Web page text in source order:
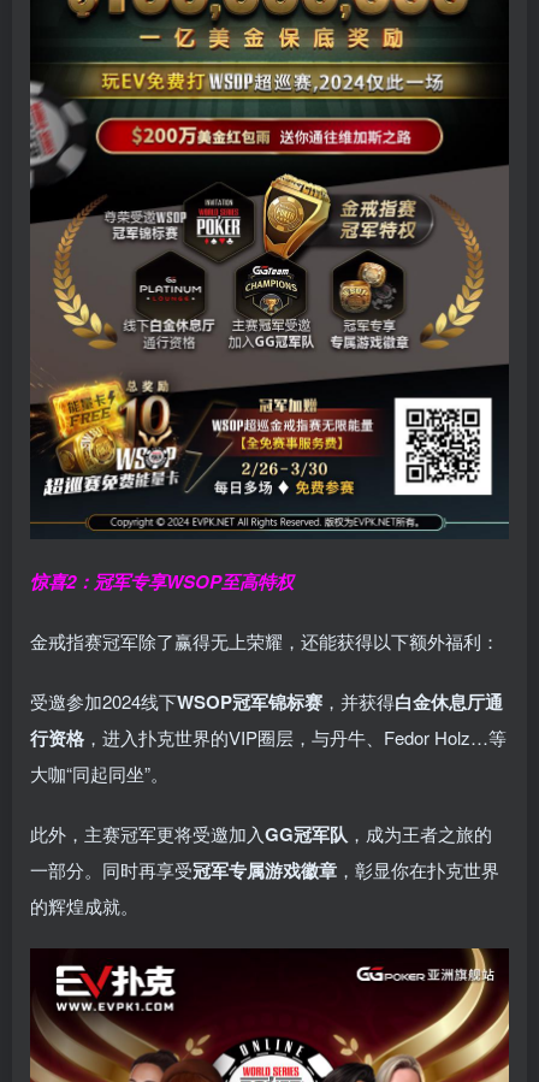
惊喜2：冠军专享WSOP至高特权
金戒指赛冠军除了赢得无上荣耀，还能获得以下额外福利：
受邀参加2024线下WSOP冠军锦标赛 ，并获得白金休息厅通
行资格 ，进入扑克世界的VIP圈层，与丹牛、Fedor Holz…等
大咖“同起同坐”。
此外，主赛冠军更将受邀加入GG冠军队 ，成为王者之旅的
一部分。同时再享受冠军专属游戏徽章 ，彰显你在扑克世界
的辉煌成就。